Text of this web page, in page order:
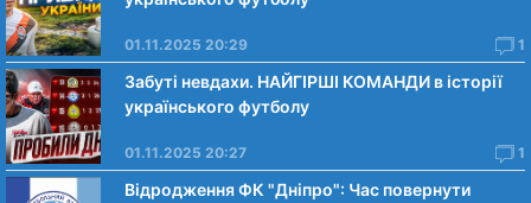
01.11.2025 20:29 1
Забуті невдахи. НАЙГІРШІ КОМАНДИ в історії
українського футболу
01.11.2025 20:27 1
Відродження ФК "Дніпро": Час повернути